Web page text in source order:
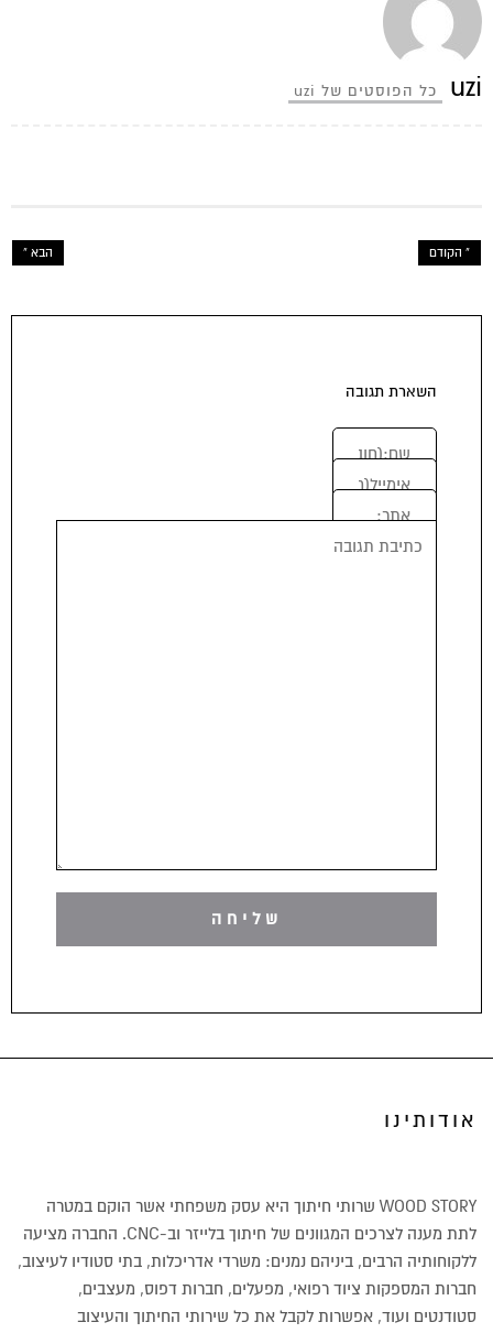
uzi כל הפוסטים של uzi
« הקודם הבא »
השארת תגובה
אודותינו
WOOD STORY שרותי חיתוך היא עסק משפחתי אשר הוקם במטרה
לתת מענה לצרכים המגוונים של חיתוך בלייזר וב-CNC. החברה מציעה
ללקוחותיה הרבים, ביניהם נמנים: משרדי אדריכלות, בתי סטודיו לעיצוב,
חברות המספקות ציוד רפואי, מפעלים, חברות דפוס, מעצבים,
סטודנטים ועוד, אפשרות לקבל את כל שירותי החיתוך והעיצוב